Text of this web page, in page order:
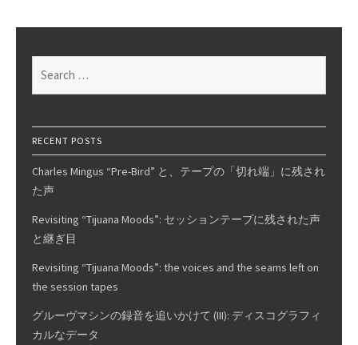
Willner
That’s
The
Way
for:
RECENT POSTS
Charles Mingus “Pre-Bird” と、テープの「切れ端」に残され
た声
Revisiting “Tijuana Moods”: セッションテープに残された声
と継ぎ目
Revisiting “Tijuana Moods”: the voices and the seams left on
the session tapes
グルーヴマシンの録音を追いかけて (III): ディスコグラフィ
カルなデータ